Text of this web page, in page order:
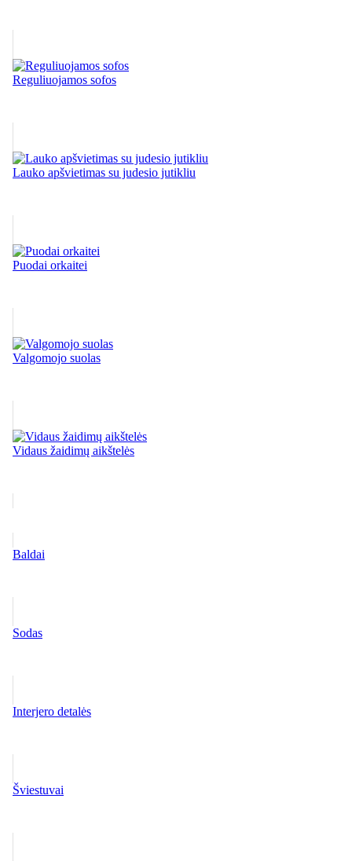
Reguliuojamos sofos
Lauko apšvietimas su judesio jutikliu
Puodai orkaitei
Valgomojo suolas
Vidaus žaidimų aikštelės
Baldai
Sodas
Interjero detalės
Šviestuvai